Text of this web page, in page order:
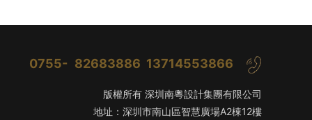
0755- 82683886 13714553866
版權所有 深圳南粵設計集團有限公司
地址：深圳市南山區智慧廣場A2棟12樓